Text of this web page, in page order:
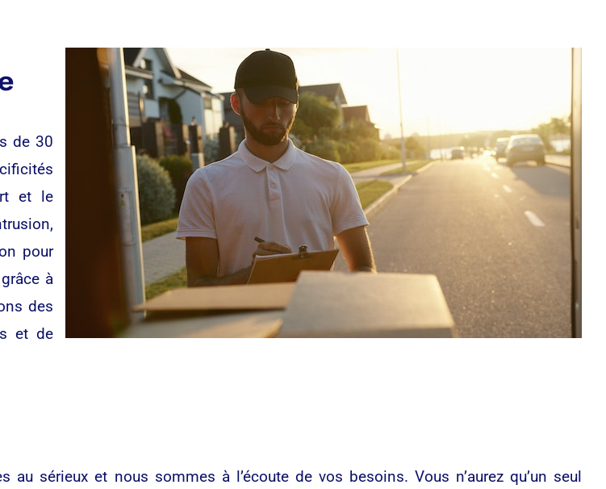
de 30
et le
pour
à
des
et de
sérieux et nous sommes à l’écoute de vos besoins. Vous n’aurez qu’un seul